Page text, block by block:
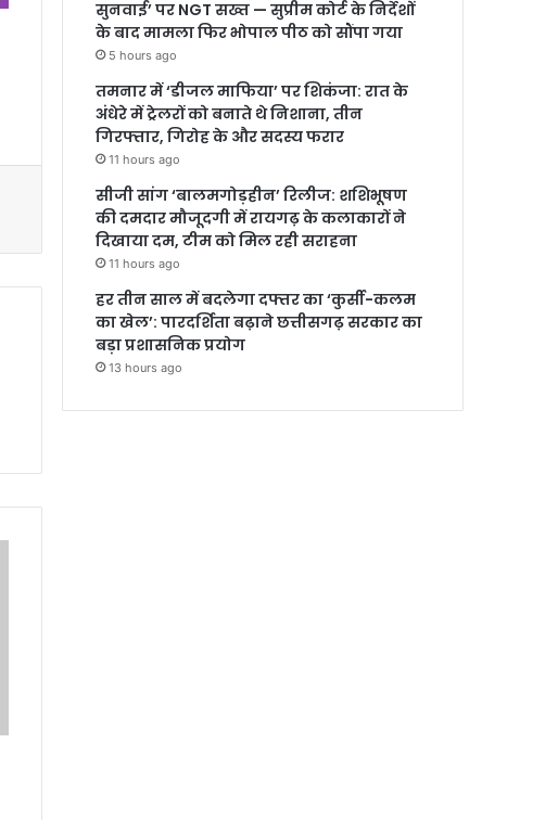
सुनवाई’ पर NGT सख्त — सुप्रीम कोर्ट के निर्देशों
के बाद मामला फिर भोपाल पीठ को सौंपा गया
5 hours ago
तमनार में ‘डीजल माफिया’ पर शिकंजा: रात के
अंधेरे में ट्रेलरों को बनाते थे निशाना, तीन
गिरफ्तार, गिरोह के और सदस्य फरार
11 hours ago
सीजी सांग ‘बालमगोड़हीन’ रिलीज: शशिभूषण
की दमदार मौजूदगी में रायगढ़ के कलाकारों ने
दिखाया दम, टीम को मिल रही सराहना
11 hours ago
हर तीन साल में बदलेगा दफ्तर का ‘कुर्सी-कलम
का खेल’: पारदर्शिता बढ़ाने छत्तीसगढ़ सरकार का
बड़ा प्रशासनिक प्रयोग
13 hours ago